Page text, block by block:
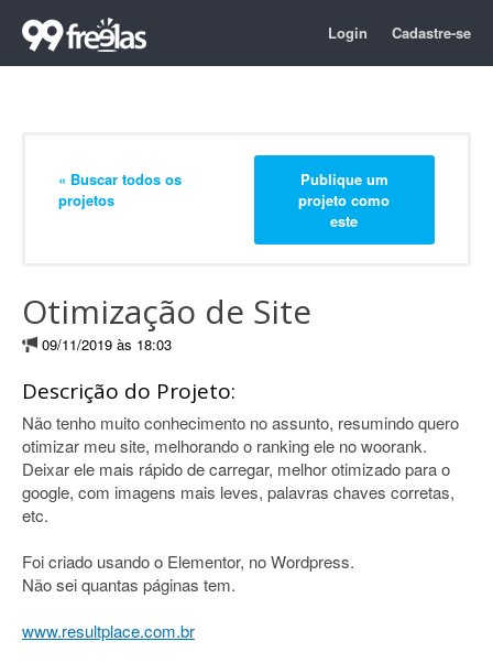
Login Cadastre-se
« Buscar todos os
projetos
Publique um
projeto como
este
Otimização de Site
09/11/2019 às 18:03
Descrição do Projeto:
Não tenho muito conhecimento no assunto, resumindo quero
otimizar meu site, melhorando o ranking ele no woorank.
Deixar ele mais rápido de carregar, melhor otimizado para o
google, com imagens mais leves, palavras chaves corretas,
etc.
Foi criado usando o Elementor, no Wordpress.
Não sei quantas páginas tem.
www.resultplace.com.br